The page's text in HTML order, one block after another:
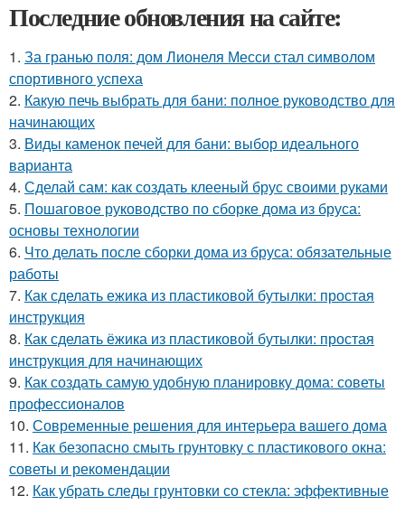
Последние обновления на сайте:
1. За гранью поля: дом Лионеля Месси стал символом
спортивного успеха
2. Какую печь выбрать для бани: полное руководство для
начинающих
3. Виды каменок печей для бани: выбор идеального
варианта
4. Сделай сам: как создать клееный брус своими руками
5. Пошаговое руководство по сборке дома из бруса:
основы технологии
6. Что делать после сборки дома из бруса: обязательные
работы
7. Как сделать ежика из пластиковой бутылки: простая
инструкция
8. Как сделать ёжика из пластиковой бутылки: простая
инструкция для начинающих
9. Как создать самую удобную планировку дома: советы
профессионалов
10. Современные решения для интерьера вашего дома
11. Как безопасно смыть грунтовку с пластикового окна:
советы и рекомендации
12. Как убрать следы грунтовки со стекла: эффективные